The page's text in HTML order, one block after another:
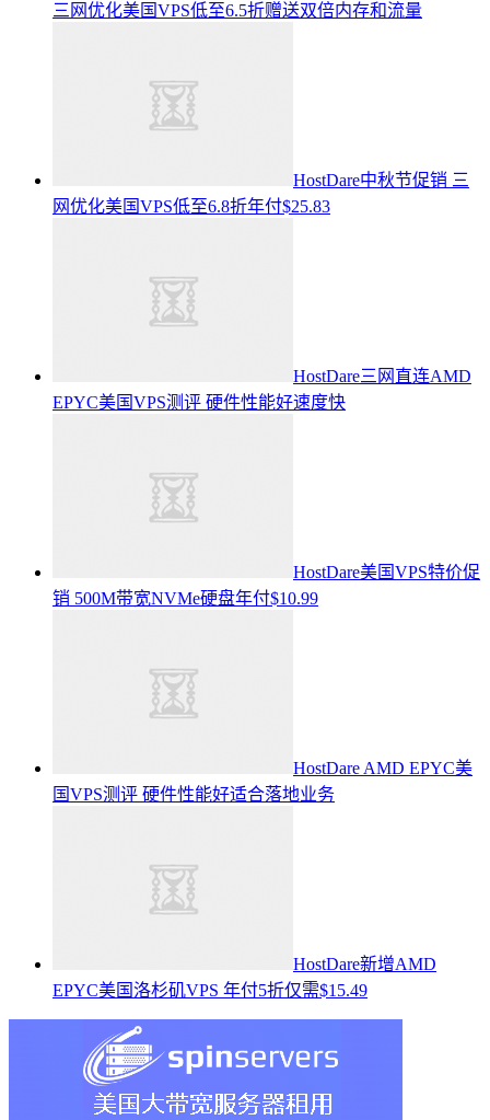
三网优化美国VPS低至6.5折赠送双倍内存和流量
HostDare中秋节促销 三
网优化美国VPS低至6.8折年付$25.83
HostDare三网直连AMD
EPYC美国VPS测评 硬件性能好速度快
HostDare美国VPS特价促
销 500M带宽NVMe硬盘年付$10.99
HostDare AMD EPYC美
国VPS测评 硬件性能好适合落地业务
HostDare新增AMD
EPYC美国洛杉矶VPS 年付5折仅需$15.49